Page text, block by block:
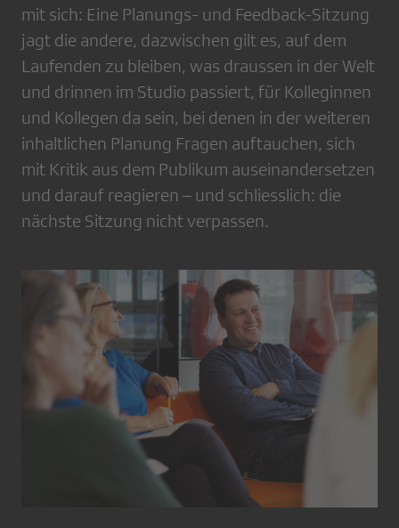
mit sich: Eine Planungs- und Feedback-Sitzung
jagt die andere, dazwischen gilt es, auf dem
Laufenden zu bleiben, was draussen in der Welt
und drinnen im Studio passiert, für ­Kolleginnen
und Kollegen da sein, bei denen in der weiteren
inhaltlichen Planung Fragen auftauchen, sich
mit Kritik aus dem Publikum auseinandersetzen
und darauf reagieren – und schliesslich: die
nächste Sitzung nicht verpassen.